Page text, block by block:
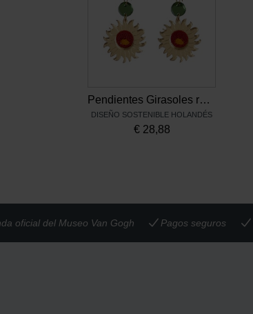
Pendientes Girasoles rojo/verde Van Gogh
DISEÑO SOSTENIBLE HOLANDÉS
€ 28,88
oficial del Museo Van Gogh Pagos seguros